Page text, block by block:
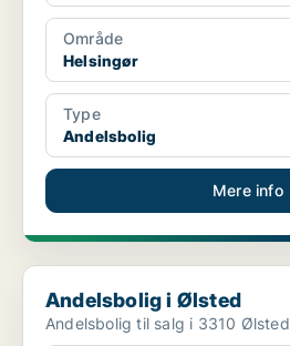
Område
Helsingør
Type
Andelsbolig
Mere info
Andelsbolig i Ølsted
Andelsbolig i Ølsted
Andelsbolig til salg i 3310 Ølsted